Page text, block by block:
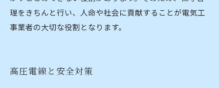
理をきちんと行い、人命や社会に貢献することが電気工
事業者の大切な役割となります。
高圧電線と安全対策